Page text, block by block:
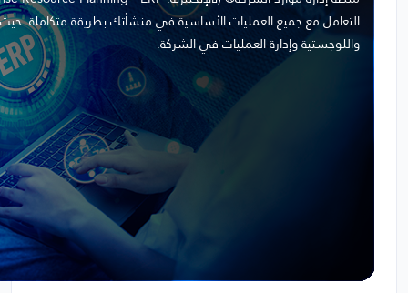
التعامل مع جميع العمليات الأساسية في منشأتك بطريقة متكاملة. حيث
واللوجستية وإدارة العمليات في الشركة.